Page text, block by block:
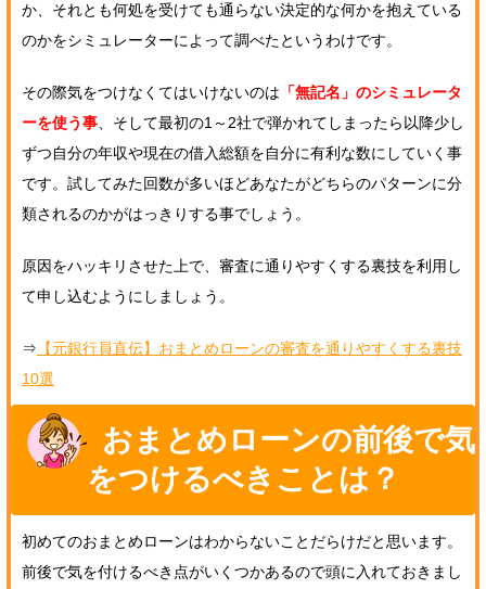
か、それとも何処を受けても通らない決定的な何かを抱えている
のかをシミュレーターによって調べたというわけです。
その際気をつけなくてはいけないのは 「無記名」のシミュレータ
ーを使う事 、そして最初の1～2社で弾かれてしまったら以降少し
ずつ自分の年収や現在の借入総額を自分に有利な数にしていく事
です。試してみた回数が多いほどあなたがどちらのパターンに分
類されるのかがはっきりする事でしょう。
原因をハッキリさせた上で、審査に通りやすくする裏技を利用し
て申し込むようにしましょう。
⇒ 【元銀行員直伝】おまとめローンの審査を通りやすくする裏技
10選
おまとめローンの前後で気
をつけるべきことは？
初めてのおまとめローンはわからないことだらけだと思います。
前後で気を付けるべき点がいくつかあるので頭に入れておきまし